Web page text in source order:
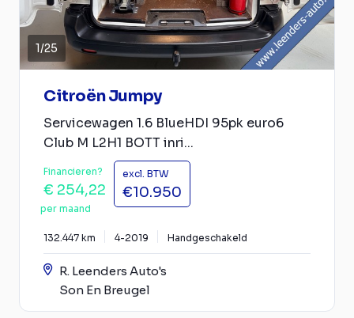
1/25
Citroën Jumpy
Servicewagen 1.6 BlueHDI 95pk euro6
Club M L2H1 BOTT inri...
Financieren?
€ 254,22
per maand
excl. BTW
€10.950
132.447 km 4-2019 Handgeschakeld
R. Leenders Auto's
Son En Breugel